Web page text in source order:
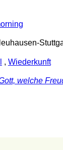
, Wiederkunft
welche